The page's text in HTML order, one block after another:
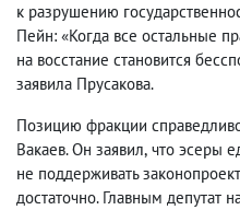
к разрушению
Пейн: «Когда все остальные
на восстание становится
заявила Прусакова.
Позицию фракции
Вакаев. Он заявил, что эсеры
не поддерживать законопроект
достаточно. Главным депутат